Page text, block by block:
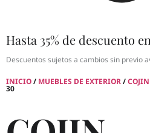
Hasta 35% de descuento
Descuentos sujetos a cambios sin previo
INICIO/ MUEBLES DE EXTERIOR/
30